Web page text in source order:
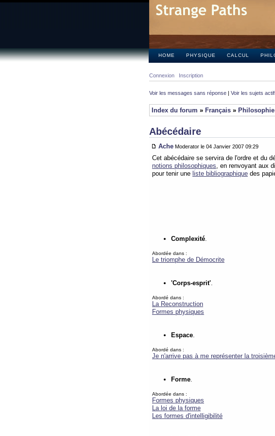
HOME PHYSIQUE CALCUL
Connexion Inscription
Voir les messages sans réponse | Voir les sujets
Index du forum » Français » Philosophie
Abécédaire
Ache Moderator le 04 Janvier 2007 09:29
Cet abécédaire se servira de l'ordre et du
notions philosophiques, en renvoyant aux
pour tenir une liste bibliographique des
Complexité.
Abordée dans :
Le triomphe de Démocrite
'Corps-esprit'.
Abordé dans :
La Reconstruction
Formes physiques
Espace.
Abordé dans :
Je n'arrive pas à me représenter la
Forme.
Abordée dans :
Formes physiques
La loi de la forme
Les formes d'intelligibilité